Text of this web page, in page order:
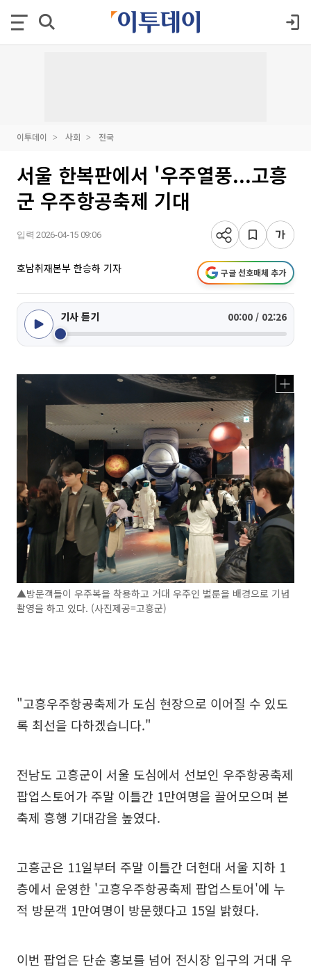
이투데이 사회 전국
서울 한복판에서 '우주열풍...고흥
군 우주항공축제 기대
입력 2026-04-15 09:06
호남취재본부 한승하 기자 구글 선호매체 추가
기사 듣기 00:00 / 02:26
▲방문객들이 우주복을 착용하고 거대 우주인 벌룬을 배경으로 기념
촬영을 하고 있다. (사진제공=고흥군)
"고흥우주항공축제가 도심 현장으로 이어질 수 있도
록 최선을 다하겠습니다."
전남도 고흥군이 서울 도심에서 선보인 우주항공축제
팝업스토어가 주말 이틀간 1만여명을 끌어모으며 본
축제 흥행 기대감을 높였다.
고흥군은 11일부터 주말 이틀간 더현대 서울 지하 1
층에서 운영한 '고흥우주항공축제 팝업스토어'에 누
적 방문객 1만여명이 방문했다고 15일 밝혔다.
이번 팝업은 단순 홍보를 넘어 전시장 입구의 거대 우